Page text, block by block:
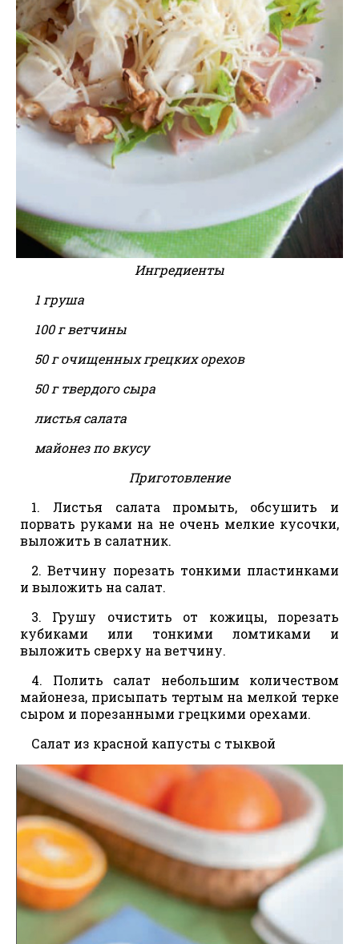
Ингредиенты
1 груша
100 г ветчины
50 г очищенных грецких орехов
50 г твердого сыра
листья салата
майонез по вкусу
Приготовление
1. Листья салата промыть, обсушить и
порвать руками на не очень мелкие кусочки,
выложить в салатник.
2. Ветчину порезать тонкими пластинками
и выложить на салат.
3. Грушу очистить от кожицы, порезать
кубиками или тонкими ломтиками и
выложить сверху на ветчину.
4. Полить салат небольшим количеством
майонеза, присыпать тертым на мелкой терке
сыром и порезанными грецкими орехами.
Салат из красной капусты с тыквой